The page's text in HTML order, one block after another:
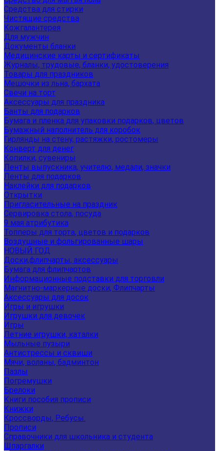
Средства для стирки
Чистящие средства
Кожгалантерея
Для мужчин
Документы бланки
Медицинские карты и сертификаты
Журналы, трудовые, бланки, удостоверения
Товары для праздников
Мешочки из льна, бархата
Свечи на торт
Аксессуары для праздника
Банты для подарков
Бумага и пленка для упаковки подарков, цветов
Бумажный наполнитель для коробок
Гирлянды на стену, растяжки, ростомеры
Конверт для денег
Копилки, сувениры
Ленты выпускника, учителю, медали, значки
Ленты для подарков
Наклейки для подарков
Открытки
Пригласительные на праздник
Сервировка стола, посуда
9 мая атрибутика
Топперы для торта, цветов и подарков
Воздушные и фольгированные шары
НОВЫЙ ГОД
Доски,флипчарты, аксессуары
Бумага для флипчартов
Информационные подставки для торговли
Магнитно-маркерные доски, Флипчарты
Аксессуары для досок
Игры и игрушки
Игрушки для девочек
Игры
Летние игрушки, каталки
Мыльные пузыри
Антистрессы и сквиши
Мячи, воланы, бадминтон
Пазлы
Погремушки
Брелоки
Книги пособия прописи
Книжки
Кроссворды, Ребусы.
Прописи
Справочники для школьника и студента
Шпаргалки